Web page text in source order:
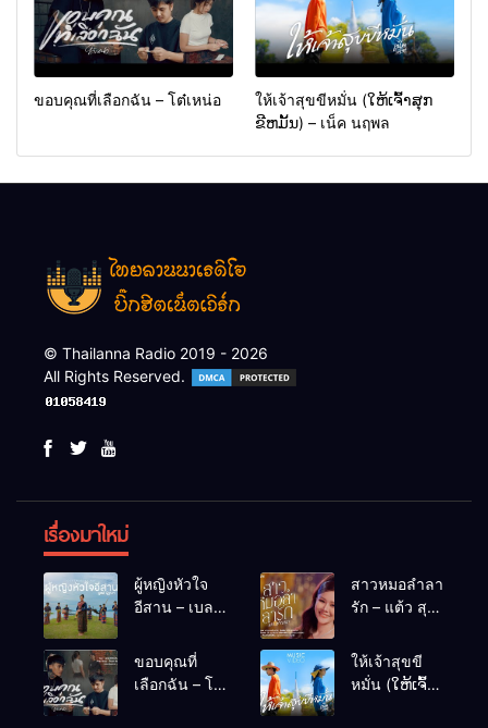
ขอบคุณที่เลือกฉัน – โต๋เหน่อ
ให้เจ้าสุขขีหมั่น (ໃຫ້ເຈົ້າສຸກ
ຂີຫມັ້ນ) – เน็ค นฤพล
© Thailanna Radio 2019 - 2026
All Rights Reserved.
เรื่องมาใหม่
ผู้หญิงหัวใจ
อีสาน – เบลล์
[COVER
VERSION]
สาวหมอลำลา
รัก – แต้ว สุ
ขอบคุณที่
เลือกฉัน – โต๋
ให้เจ้าสุขขี
หมั่น (ໃຫ້ເຈົ້າ